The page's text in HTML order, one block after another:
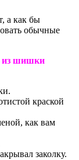
а как бы
обычные
из шишки
краской
как вам
заколку.